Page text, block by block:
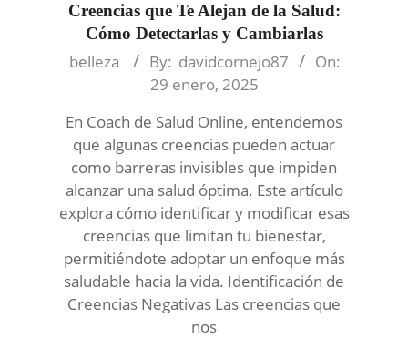
Creencias que Te Alejan de la Salud:
Cómo Detectarlas y Cambiarlas
2025-
belleza By: davidcornejo87
On:
29 enero, 2025
En Coach de Salud Online, entendemos
que algunas creencias pueden actuar
como barreras invisibles que impiden
alcanzar una salud óptima. Este artículo
explora cómo identificar y modificar esas
creencias que limitan tu bienestar,
permitiéndote adoptar un enfoque más
saludable hacia la vida. Identificación de
Creencias Negativas Las creencias que
nos